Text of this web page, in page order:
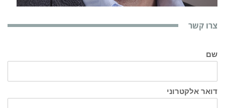
צרו קשר
שם
דואר אלקטרוני